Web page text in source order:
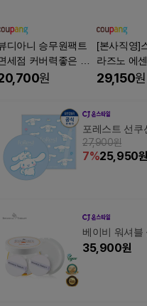
디아니 승무원팩트
세점 커버력좋은 모
승무원 고체 물광 광
는 커버력좋은 쿠션
트 쿠션파데 메쉬쿠
12g, [본품]커버데일
2호, 1개
원
[본사직영]
라즈노 에
주름 기미
1호
29,150원
포레스트 선쿠
27,900원
7%25,950원
베이비 워셔블
35,900원